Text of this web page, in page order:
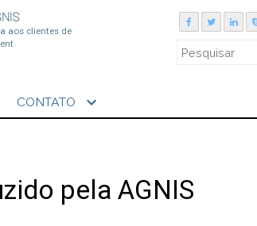
aos clientes de
CONTATO expand_more
pela AGNIS